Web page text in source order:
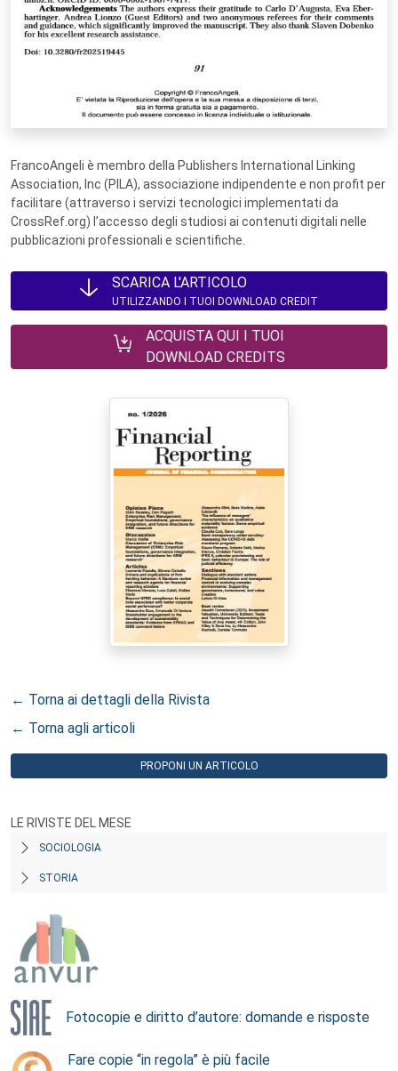
FrancoAngeli è membro della Publishers International Linking
Association, Inc (PILA), associazione indipendente e non profit per
facilitare (attraverso i servizi tecnologici implementati da
CrossRef.org) l’accesso degli studiosi ai contenuti digitali nelle
pubblicazioni professionali e scientifiche.
SCARICA L'ARTICOLO
UTILIZZANDO I TUOI DOWNLOAD CREDIT
ACQUISTA QUI I TUOI
DOWNLOAD CREDITS
← Torna ai dettagli della Rivista
← Torna agli articoli
PROPONI UN ARTICOLO
LE RIVISTE DEL MESE
SOCIOLOGIA
STORIA
Fotocopie e diritto d’autore: domande e risposte
Fare copie “in regola” è più facile